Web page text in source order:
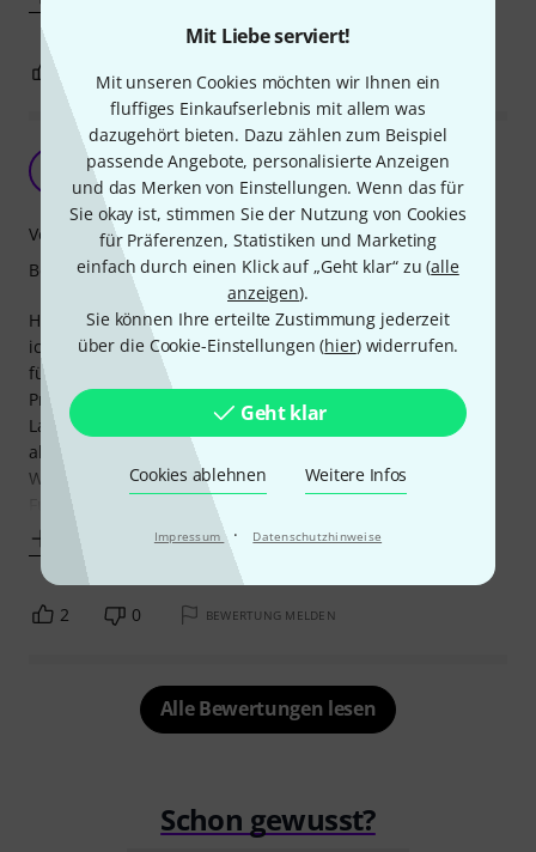
Mit Liebe serviert!
Mit unseren Cookies möchten wir Ihnen ein
fluffiges Einkaufserlebnis mit allem was
dazugehört bieten. Dazu zählen zum Beispiel
passende Angebote, personalisierte Anzeigen
und das Merken von Einstellungen. Wenn das für
Sie okay ist, stimmen Sie der Nutzung von Cookies
für Präferenzen, Statistiken und Marketing
einfach durch einen Klick auf „Geht klar“ zu (alle
anzeigen).
Sie können Ihre erteilte Zustimmung jederzeit
über die Cookie-Einstellungen (hier) widerrufen.
Geht klar
Cookies ablehnen Weitere Infos
Impressum · Datenschutzhinweise
Tolles Bassdrum Übungspad
Sharky 08.03.2015
Hallo Ihr Trommler,
ich habe mir, nachdem ich schon mit den HQ Übungspads
für die Handtechnik sehr zufrieden bin, dieses Bass Pedal
Practice Pad zugelegt und bin sehr glücklich damit.
Lautstärke ? Was soll man sagen, wer glaubt man könne
absolut lautlos das Trommeln üben, mir fehlen da die
Worte. Also, absolutes Pandant zu den HQ Pads für den
Mehr anzeigen
Verarbeitung
Bespielbarkeit
2 0 BEWERTUNG MELDEN
Alle Bewertungen lesen
Schon gewusst?